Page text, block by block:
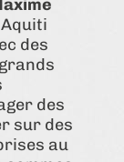
des
des
sur des
au